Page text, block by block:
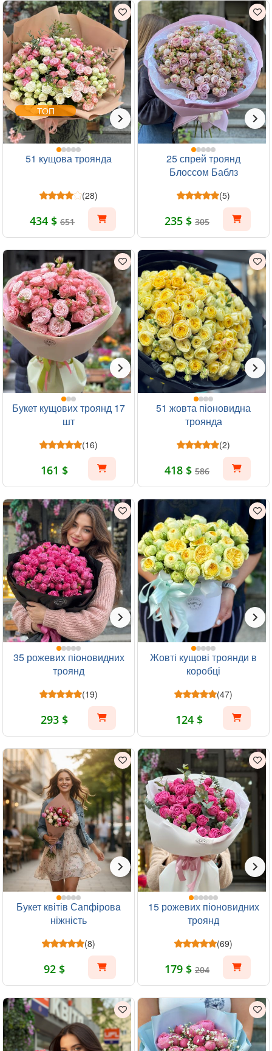
ТОП
51 кущова троянда
(28)
434 $ 651
25 спрей троянд
Блоссом Баблз
(5)
235 $ 305
Букет кущових троянд 17
шт
(16)
161 $
51 жовта піоновидна
троянда
(2)
418 $ 586
35 рожевих піоновидних
троянд
(19)
293 $
Жовті кущові троянди в
коробці
(47)
124 $
Букет квітів Сапфіровa
ніжність
(8)
92 $
15 рожевих піоновидних
троянд
(69)
179 $ 204